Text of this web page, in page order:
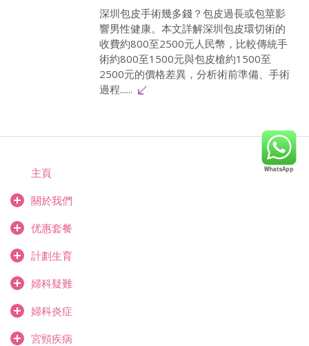
深圳包皮手術幾多錢？包皮過長或包莖影
響男性健康。本文詳解深圳包皮環切術的
收費約800至2500元人民幣，比較傳統手
術約800至1500元與包皮槍約1500至
2500元的價格差異，分析術前準備、手術
過程......
主頁
關於我們
优惠套餐
計劃生育
婦科疑難
婦科炎症
宮頸疾病